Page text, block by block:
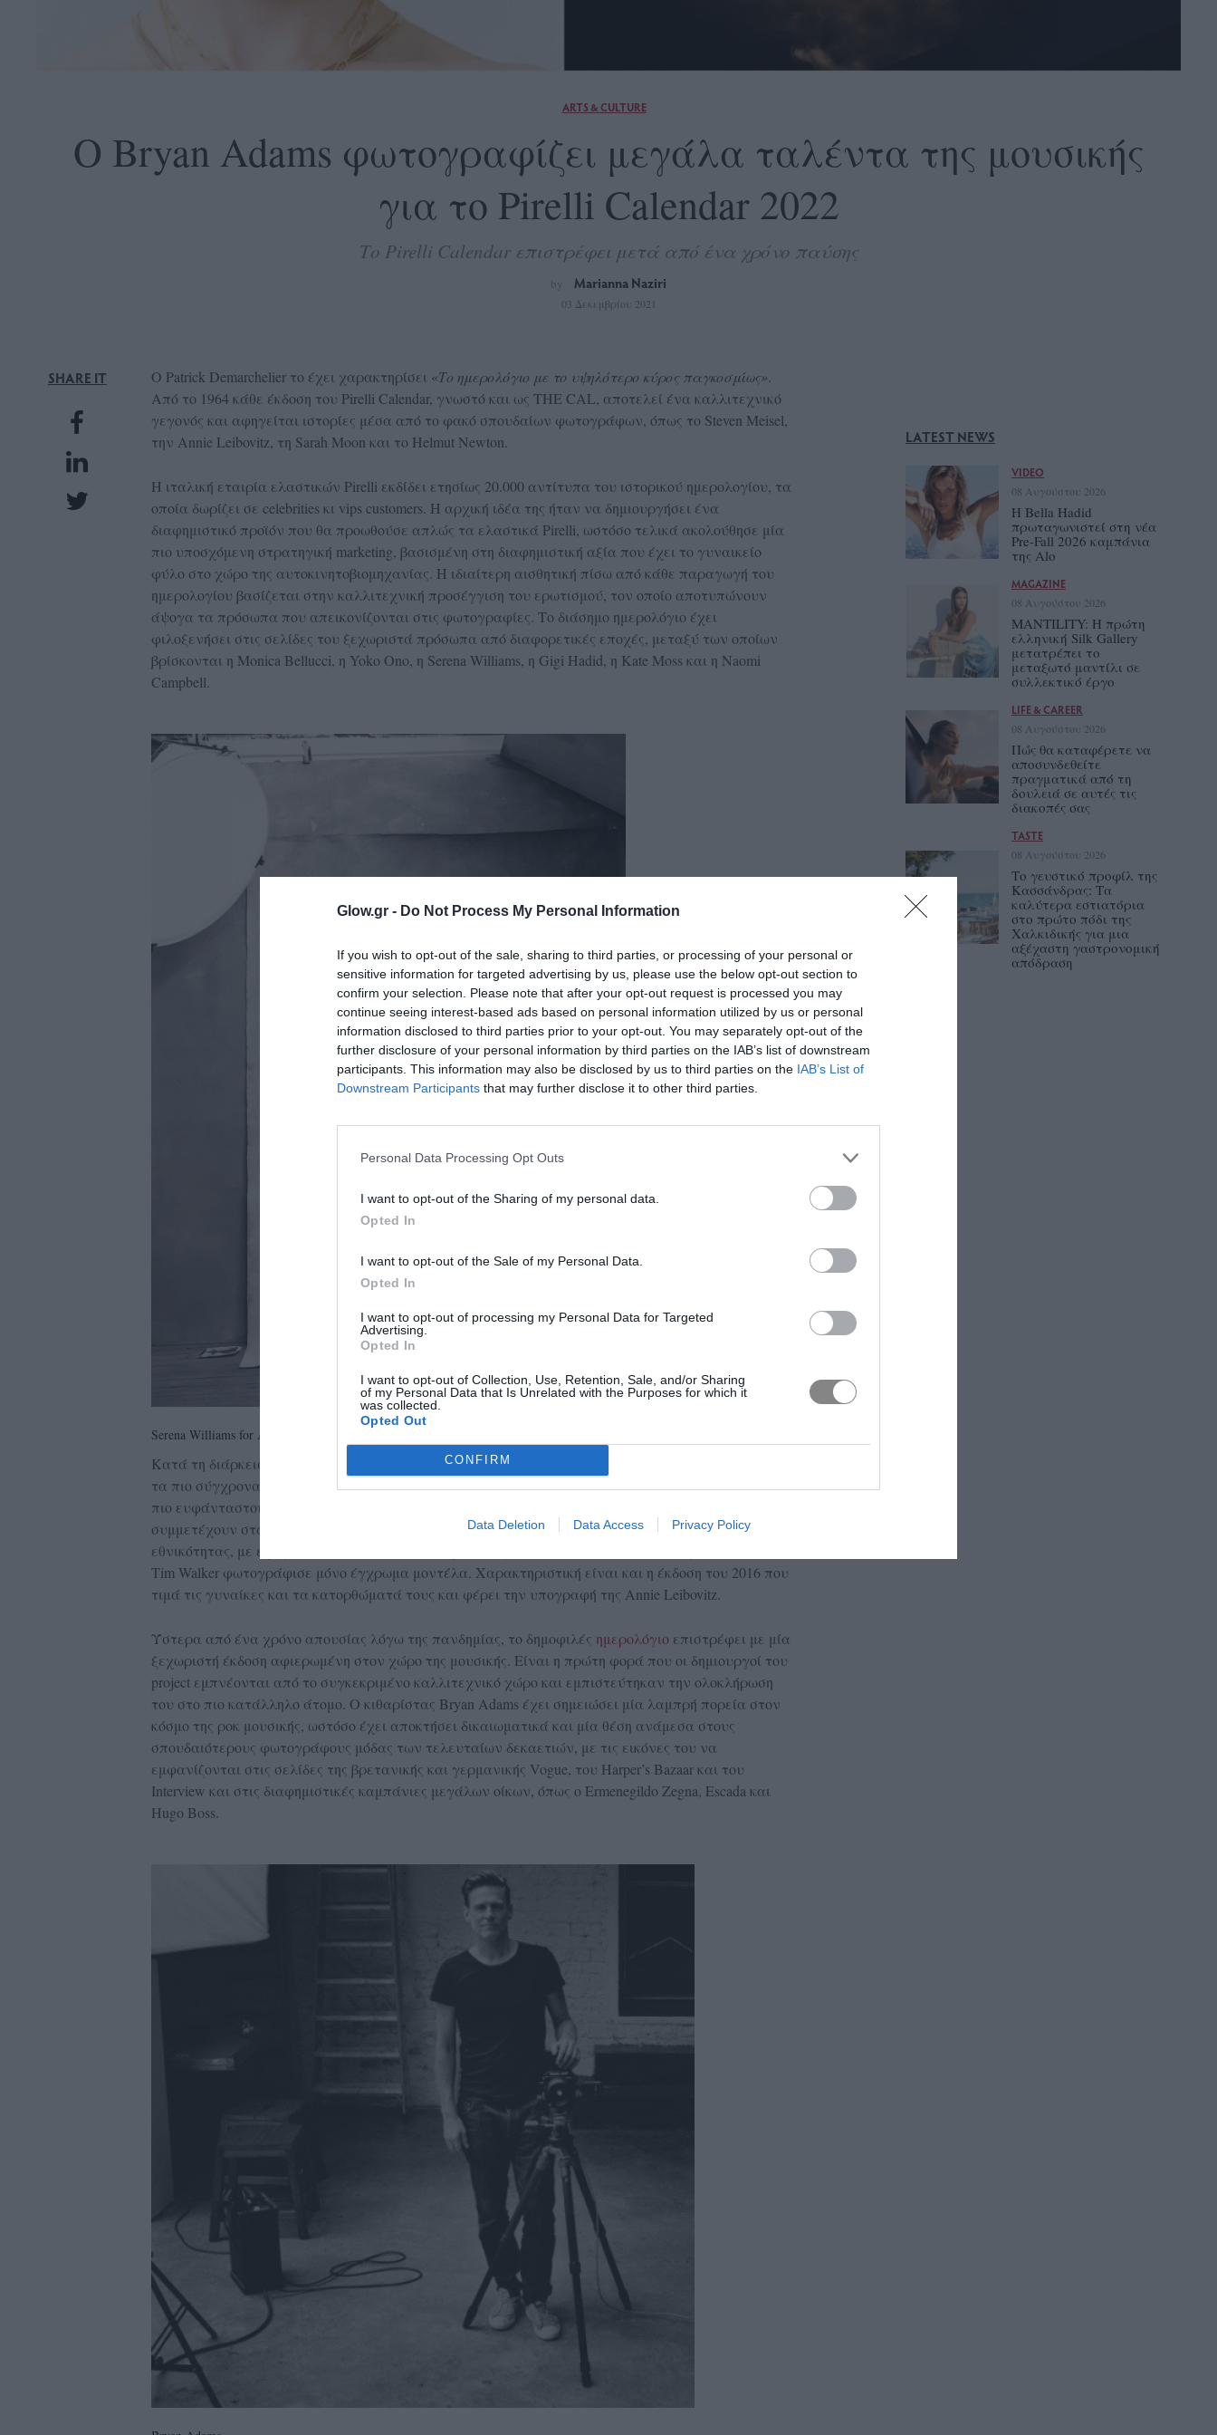
Glow.gr - Do Not Process My Personal Information
If you wish to opt-out of the sale, sharing to third parties, or processing of your personal or
sensitive information for targeted advertising by us, please use the below opt-out section to
confirm your selection. Please note that after your opt-out request is processed you may
continue seeing interest-based ads based on personal information utilized by us or personal
information disclosed to third parties prior to your opt-out. You may separately opt-out of the
further disclosure of your personal information by third parties on the IAB’s list of downstream
participants. This information may also be disclosed by us to third parties on the IAB’s List of
Downstream Participants that may further disclose it to other third parties.
Personal Data Processing Opt Outs
I want to opt-out of the Sharing of my personal data.
Opted In
I want to opt-out of the Sale of my Personal Data.
Opted In
I want to opt-out of processing my Personal Data for Targeted
Advertising.
Opted In
I want to opt-out of Collection, Use, Retention, Sale, and/or Sharing
of my Personal Data that Is Unrelated with the Purposes for which it
was collected.
Opted Out
CONFIRM
Data Deletion Data Access Privacy Policy
ARTS & CULTURE
Ο Bryan Adams φωτογραφίζει μεγάλα ταλέντα της μουσικής
για το Pirelli Calendar 2022
Το Pirelli Calendar επιστρέφει μετά από ένα χρόνο παύσης
by Marianna Naziri
03 Δεκεμβρίου 2021
SHARE IT O Patrick Demarchelier το έχει χαρακτηρίσει «Το ημερολόγιο με το υψηλότερο κύρος παγκοσμίως»
Από το 1964 κάθε έκδοση του Pirelli Calendar, γνωστό και ως THE CAL, αποτελεί ένα καλλιτεχνικό
γεγονός και αφηγείται ιστορίες μέσα από το φακό σπουδαίων φωτογράφων, όπως το Steven Meisel,
την Annie Leibovitz, τη Sarah Moon και το Helmut Newton.
Η ιταλική εταιρία ελαστικών Pirelli εκδίδει ετησίως 20.000 αντίτυπα του ιστορικού ημερολογίου, τα
οποία δωρίζει σε celebrities κι vips customers. Η αρχική ιδέα της ήταν να δημιουργήσει ένα
διαφημιστικό προϊόν που θα προωθούσε απλώς τα ελαστικά Pirelli, ωστόσο τελικά ακολούθησε μία
πιο υποσχόμενη στρατηγική marketing, βασισμένη στη διαφημιστική αξία που έχει το γυναικείο
φύλο στο χώρο της αυτοκινητοβιομηχανίας. Η ιδιαίτερη αισθητική πίσω από κάθε παραγωγή του
ημερολογίου βασίζεται στην καλλιτεχνική προσέγγιση του ερωτισμού, τον οποίο αποτυπώνουν
άψογα τα πρόσωπα που απεικονίζονται στις φωτογραφίες. Το διάσημο ημερολόγιο έχει
φιλοξενήσει στις σελίδες του ξεχωριστά πρόσωπα από διαφορετικές εποχές, μεταξύ των οποίων
βρίσκονται η Monica Bellucci, η Yoko Ono, η Serena Williams, η Gigi Hadid, η Kate Moss και η Naomi
Campbell.
Serena Williams for Annie Leibovitz, 2016
Κατά τη διάρκεια της κυκλοφορίας του, το Pirelli Calendar έχει περάσει πολύ δυνατά μηνύματα για
τα πιο σύγχρονα κοινωνικά ζητήματα, όπως είναι το diversity και το women’s empowerment, με τους
πιο ευφάνταστους τρόπους. Ήδη από τα τέλη της δεκαετίας του 2000 οι φωτογράφοι που
συμμετέχουν στα συγκεκριμένα projects συνεργάζονται με μοντέλα και celebrities κάθε
εθνικότητας, με εξαίρεση την έκδοση του 2018 με concept “Adventures in Wonderland” για την οποία ο
Tim Walker φωτογράφισε μόνο έγχρωμα μοντέλα. Χαρακτηριστική είναι και η έκδοση του 2016 που
τιμά τις γυναίκες και τα κατορθώματά τους και φέρει την υπογραφή της Annie Leibovitz.
Ύστερα από ένα χρόνο απουσίας λόγω της πανδημίας, το δημοφιλές ημερολόγιο επιστρέφει με μία
ξεχωριστή έκδοση αφιερωμένη στον χώρο της μουσικής. Είναι η πρώτη φορά που οι δημιουργοί του
project εμπνέονται από το συγκεκριμένο καλλιτεχνικό χώρο και εμπιστεύτηκαν την ολοκλήρωση
του στο πιο κατάλληλο άτομο. Ο κιθαρίστας Bryan Adams έχει σημειώσει μία λαμπρή πορεία στον
κόσμο της ροκ μουσικής, ωστόσο έχει αποκτήσει δικαιωματικά και μία θέση ανάμεσα στους
σπουδαιότερους φωτογράφους μόδας των τελευταίων δεκαετιών, με τις εικόνες του να
εμφανίζονται στις σελίδες της βρετανικής και γερμανικής Vogue, του Harper’s Bazaar και του
Interview και στις διαφημιστικές καμπάνιες μεγάλων οίκων, όπως ο Ermenegildo Zegna, Escada και
Hugo Boss.
LATEST NEWS
VIDEO
08 Αυγούστου 2026
Η Bella Hadid
πρωταγωνιστεί στη νέα
Pre-Fall 2026 καμπάνια
της Alo
MAGAZINE
08 Αυγούστου 2026
MANTILITY: Η πρώτη
ελληνική Silk Gallery
μετατρέπει το
μεταξωτό μαντίλι σε
συλλεκτικό έργο
LIFE & CAREER
08 Αυγούστου 2026
Πώς θα καταφέρετε να
αποσυνδεθείτε
πραγματικά από τη
δουλειά σε αυτές τις
διακοπές σας
TASTE
08 Αυγούστου 2026
Το γευστικό προφίλ της
Κασσάνδρας: Τα
καλύτερα εστιατόρια
στο πρώτο πόδι της
Χαλκιδικής για μια
αξέχαστη γαστρονομική
απόδραση